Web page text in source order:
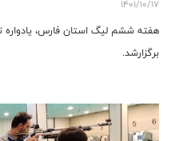
1401/10/17
برگزارشد.